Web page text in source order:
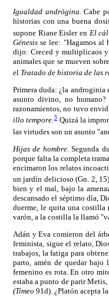
Igualdad andrógina. Cabe
historias con una buena
supone Riane Eisler en El
Génesis se lee: "Hagamos al
dijo: Creced y multiplicaos y
animales que se mueven
el Tratado de historia de las
Primera duda: ¿la androginia
asunto divino, no
razonamientos, no tuvo
illo tempore.3Quizá la
las virtudes son un asunto
Hijas de hombre. Segunda
porque falta la completa
encimaron los relatos
un jardín delicioso (Gn. 2,
bien y el mal, bajo la
descansado el séptimo día,
duerme, le quita una costilla
varón, a la costilla la llamó
Adán y Eva comieron del
feminista, sigue el relato,
trabajos, la fatiga para
parto, amén de quedar
femenino es rota. En otro
estaba a punto de parir
(Timeo 91d). ¿Platón acepta